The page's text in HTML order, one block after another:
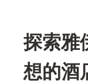
探索雅
想的酒